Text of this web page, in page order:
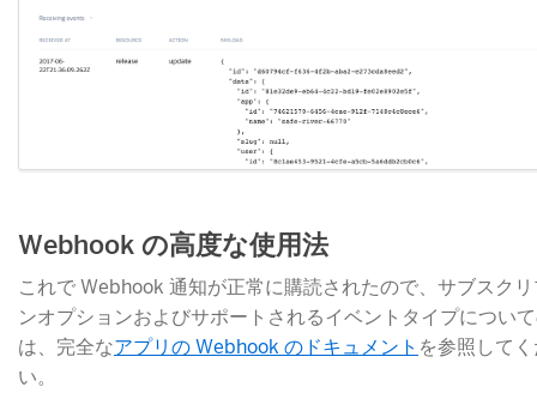
Webhook の高度な使用法
これで Webhook 通知が正常に購読されたので、サブスク
ンオプションおよびサポートされるイベントタイプについ
は、完全なアプリの Webhook のドキュメント を参照して
い。